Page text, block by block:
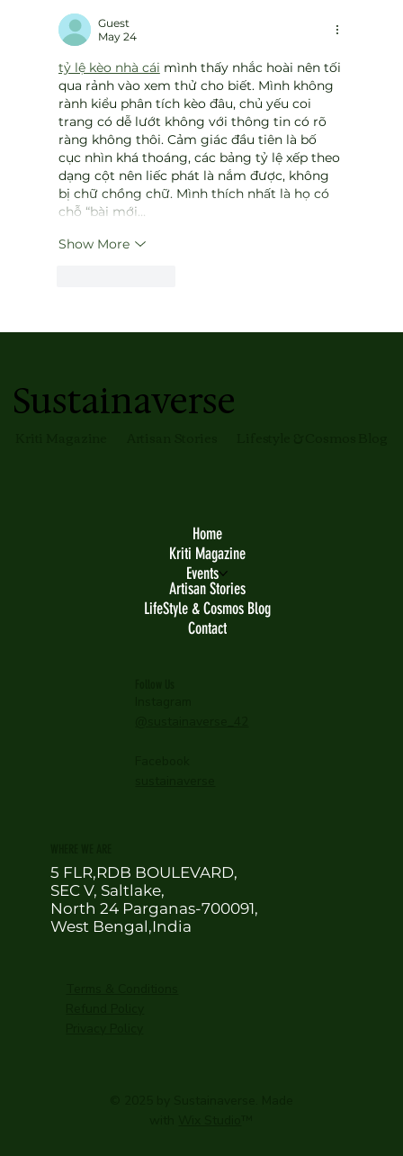
Guest
May 24
tỷ lệ kèo nhà cái mình thấy nhắc hoài nên tối
qua rảnh vào xem thử cho biết. Mình không
rành kiểu phân tích kèo đâu, chủ yếu coi
trang có dễ lướt không với thông tin có rõ
ràng không thôi. Cảm giác đầu tiên là bố
cục nhìn khá thoáng, các bảng tỷ lệ xếp theo
dạng cột nên liếc phát là nắm được, không
bị chữ chồng chữ. Mình thích nhất là họ có
chỗ “bài mới…
Show More
Sustainaverse
Home
Kriti Magazine
Events
Artisan Stories
LifeStyle & Cosmos Blog
Contact
5 FLR,RDB BOULEVARD,
SEC V, Saltlake,
North 24 Parganas-700091,
West Bengal,India